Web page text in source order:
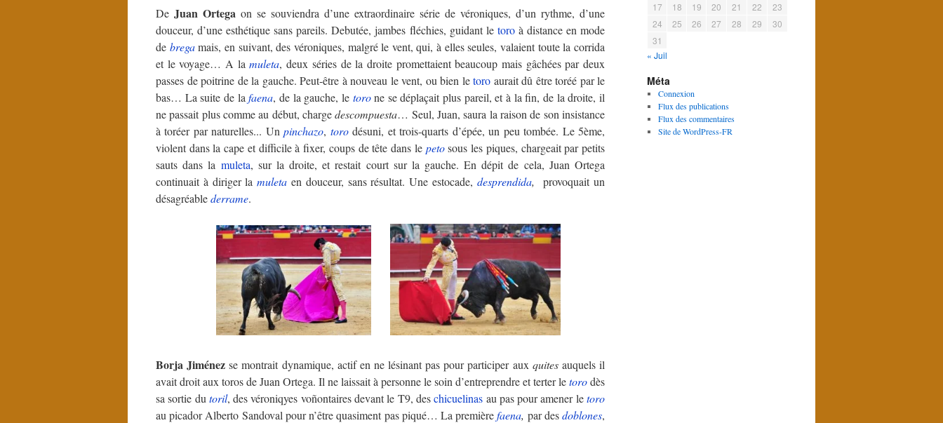
De Juan Ortega on se souviendra d’une extraordinaire série de véroniques, d’un rythme, d’une
douceur, d’une esthétique sans pareils. Debutée, jambes fléchies, guidant le toroà distance en mode
de bregamais, en suivant, des véroniques, malgré le vent, qui, à elles seules, valaient toute la corrida
et le voyage… A lamuleta, deux séries de la droite promettaient beaucoup mais gâchées par deux
passes de poitrine de la gauche. Peut-être à nouveau le vent, ou bien letoro aurait dû être toréé par le
bas… La suite de lafaena, de la gauche, le torone se déplaçait plus pareil, et à la fin, de la droite, il
ne passait plus comme au début, chargedescompuesta… Seul, Juan, saura la raison de son insistance
à toréer par naturelles... Unpinchazo, torodésuni, et trois-quarts d’épée, un peu tombée. Le 5ème,
violent dans la cape et difficile à fixer, coups de tête dans le petosous les piques, chargeait par petits
sauts dans la muleta, sur la droite, et restait court sur la gauche. En dépit de cela, Juan Ortega
continuait à diriger lamuleta en douceur, sans résultat. Une estocade, desprendida, provoquait un
désagréablederrame.
Borja Jiménezse montrait dynamique, actif en ne lésinant pas pour participer aux quitesauquels il
avait droit aux toros de Juan Ortega. Il ne laissait à personne le soin d’entreprendre et terter letorodès
sa sortie du toril, des véroniqyes voñontaires devant le T9, deschicuelinas au pas pour amener letoro
au picador Alberto Sandoval pour n’être quasiment pas piqué… La premièrefaena, par desdoblones,
17
18 19 20 21 22
23
24
25 26 27 28 29
30
31
« Juil
Méta
Connexion
Flux des publications
Flux des commentaires
Site de WordPress-FR